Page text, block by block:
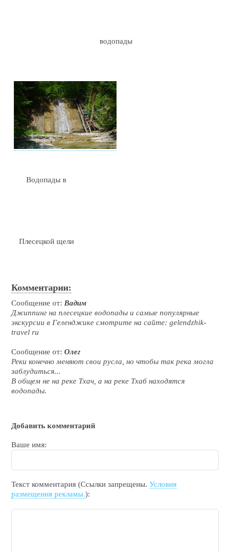
водопады
Водопады в
Плесецкой щели
Комментарии:
Сообщение от:Вадим
Джиппинг на плесецкие водопады и самые популярные
экскурсии в Геленджике смотрите на сайте: gelendzhik-
travel ru
Сообщение от:Олег
Реки конечно меняют свои русла, но чтобы так река могла
заблудиться...
В общем не на реке Тхач, а на реке Тхаб находятся
водопады.
Добавить комментарий
Ваше имя:
Текст комментария (Ссылки запрещены.Условия
размещения рекламы.):